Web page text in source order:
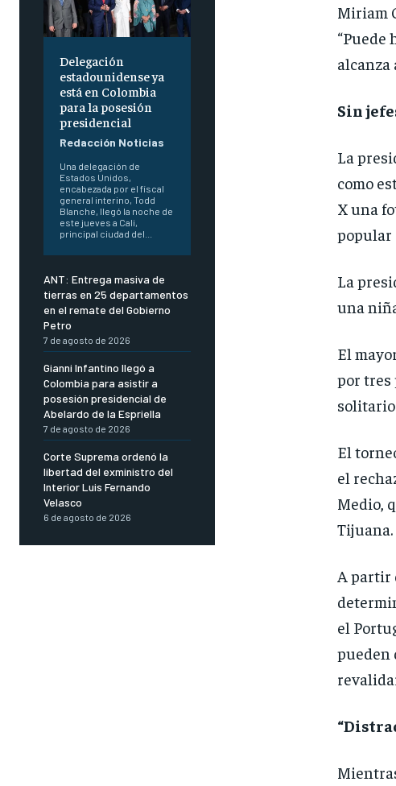
Delegación
estadounidense ya
está en Colombia
para la posesión
presidencial
Redacción Noticias
Una delegación de
Estados Unidos,
encabezada por el fiscal
general interino, Todd
Blanche, llegó la noche de
este jueves a Cali,
principal ciudad del...
ANT: Entrega masiva de
tierras en 25 departamentos
en el remate del Gobierno
Petro
7 de agosto de 2026
Gianni Infantino llegó a
Colombia para asistir a
posesión presidencial de
Abelardo de la Espriella
7 de agosto de 2026
Corte Suprema ordenó la
libertad del exministro del
Interior Luis Fernando
Velasco
6 de agosto de 2026
Miriam
“Puede
alcanza
Sin
La
como
X una
popular
La
una
El
por tres
solitario
El
el
Medio,
Tijuana.
A partir
el
pueden